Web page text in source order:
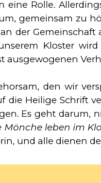
eine Rolle.
gemeinsam zu
der Gemeinschaft
Kloster
ausgewogenen
den wir
die Heilige Schrift
Es geht darum,
Mönche leben im
und alle dienen